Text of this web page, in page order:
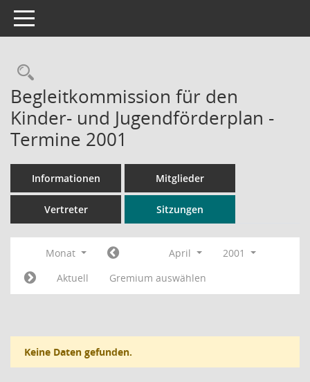
Toggle navigation
Rechercheauswahl
Begleitkommission für den
Kinder- und Jugendförderplan -
Termine 2001
Informationen Mitglieder
Vertreter Sitzungen
Monat April
2001
Aktuell
Gremium auswählen
Keine Daten gefunden.